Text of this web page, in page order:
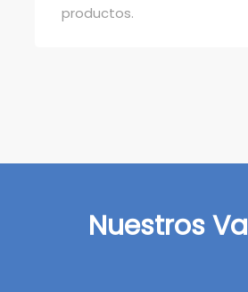
productos.
Nuestros